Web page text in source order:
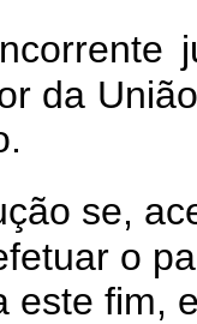
da
se,
o
este fim,